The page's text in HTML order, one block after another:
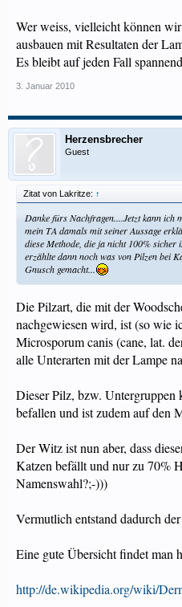
Wer weiss, vielleicht können
ausbauen mit Resultaten der
Es bleibt auf jeden Fall
3. Januar 2010
Herzensbrecher
Guest
Zitat von Lakritze: ↑
Danke fürs Nachfragen....Jetzt kann ich
mein TA damals mit seiner Aussage
diese Methode, die ja nicht 100%
erzählte dann noch was von Pilzen bei
Gnusch gemacht...
Die Pilzart, die mit der
nachgewiesen wird, ist (so wie
Microsporum canis (cane, lat.
alle Unterarten mit der Lampe
Dieser Pilz, bzw. Untergruppen
befallen und ist zudem auf den
Der Witz ist nun aber, dass
Katzen befällt und nur zu 70%
Namenswahl?;-)))
Vermutlich entstand dadurch
Eine gute Übersicht findet man
http://de.wikipedia.org/wiki/